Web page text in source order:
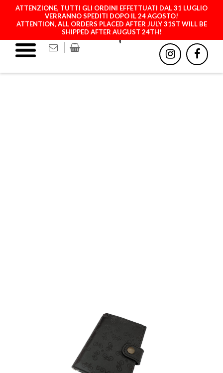
ATTENZIONE, TUTTI GLI ORDINI EFFETTUATI DAL 31 LUGLIO
VERRANNO SPEDITI DOPO IL 24 AGOSTO!
ATTENTION, ALL ORDERS PLACED AFTER JULY 31ST WILL BE
SHIPPED AFTER AUGUST 24TH!